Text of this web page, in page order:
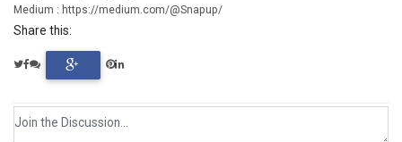
Medium : https://medium.com/@Snapup/
Share this: